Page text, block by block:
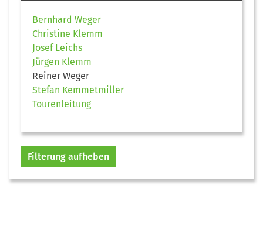
Bernhard Weger
Christine Klemm
Josef Leichs
Jürgen Klemm
Reiner Weger
Stefan Kemmetmiller
Tourenleitung
Filterung aufheben